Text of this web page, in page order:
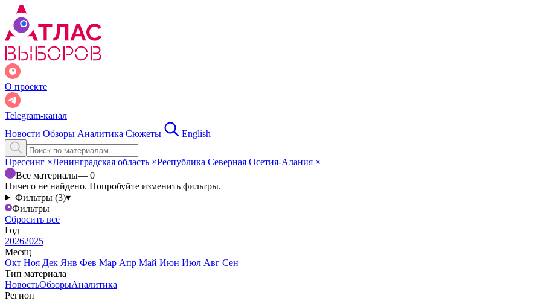
О проекте
Telegram-канал
Новости Обзоры Аналитика Сюжеты English
Прессинг ×Ленинградская область ×Республика Северная Осетия-Алания ×
Все материалы— 0
Ничего не найдено. Попробуйте изменить фильтры.
Фильтры (3)▾
Фильтры
Сбросить всё
Год
20262025
Месяц
Окт Ноя Дек Янв Фев Мар Апр Май Июн Июл Авг Сен
Тип материала
НовостьОбзорыАналитика
Регион